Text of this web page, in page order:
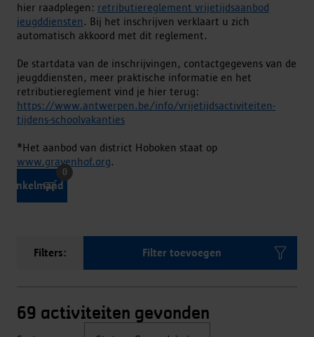
hier raadplegen: retributiereglement vrijetijdsaanbod
jeugddiensten . Bij het inschrijven verklaart u zich
automatisch akkoord met dit reglement.
De startdata van de inschrijvingen, contactgegevens van de
jeugddiensten, meer praktische informatie en het
retributiereglement vind je hier terug:
https://www.antwerpen.be/info/vrijetijdsactiviteiten-
tijdens-schoolvakanties
*Het aanbod van district Hoboken staat op
www.gravenhof.org.
Winkelmand
0
Filters: Filter toevoegen
69 activiteiten gevonden